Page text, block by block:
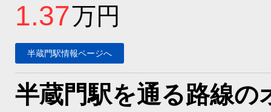
1.37万円
半蔵門駅情報ページへ
半蔵門駅を通る路線の